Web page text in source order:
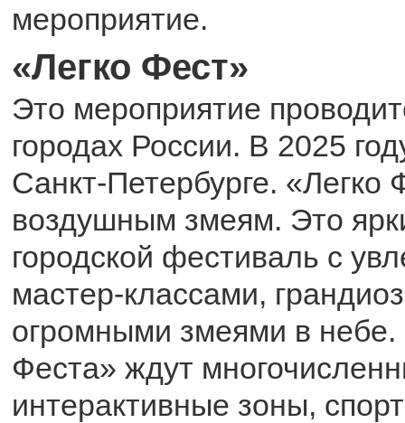
мероприятие.
«Легко Фест»
Это мероприятие
городах России. В 2025
Санкт-Петербурге. «Легко
воздушным змеям. Это
городской фестиваль с
мастер-классами,
огромными змеями в небе.
Феста» ждут
интерактивные зоны,